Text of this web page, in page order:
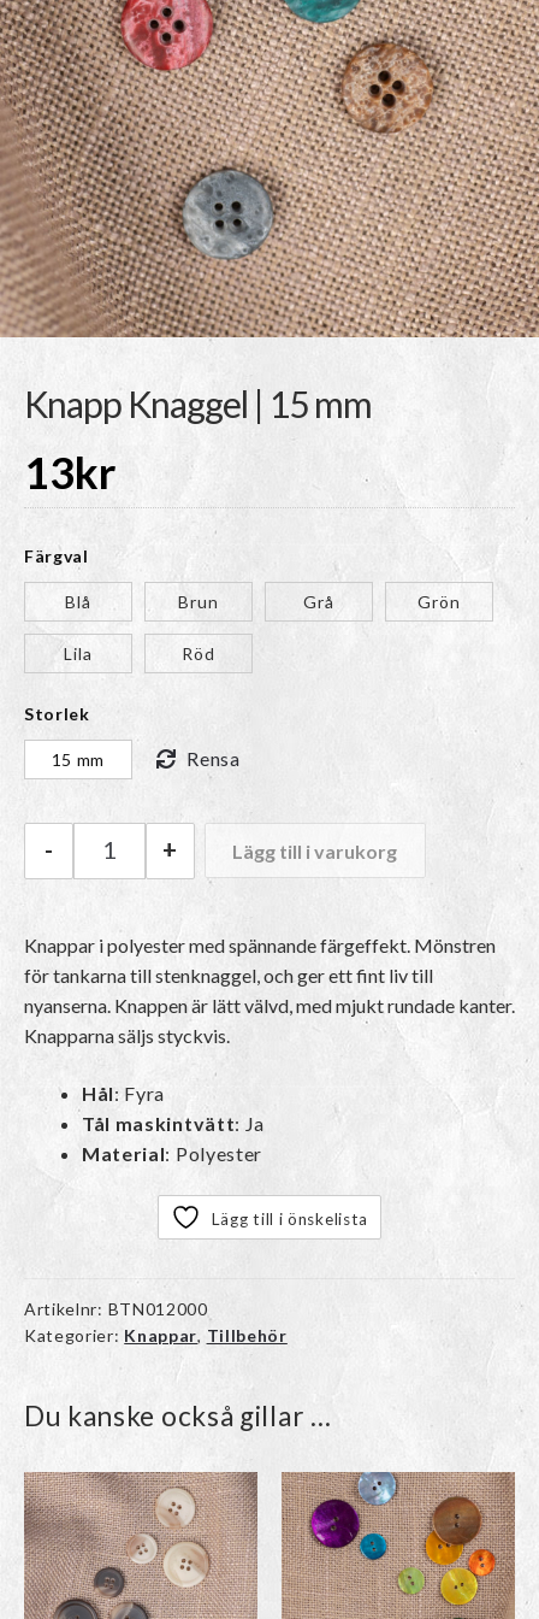
Knapp Knaggel | 15 mm
13kr
Färgval
Blå Brun Grå Grön
Lila Röd
Storlek
15 mm Rensa
Knapp Knaggel | 15 mm mängd
- + Lägg till i varukorg
Knappar i polyester med spännande färgeffekt. Mönstren
för tankarna till stenknaggel, och ger ett fint liv till
nyanserna. Knappen är lätt välvd, med mjukt rundade kanter.
Knapparna säljs styckvis.
Hål: Fyra
Tål maskintvätt: Ja
Material: Polyester
Lägg till i önskelista
Artikelnr: BTN012000
Kategorier: Knappar, Tillbehör
Du kanske också gillar …
Den
här
produkten
har
flera
varianter.
Den
här
produkten
har
flera
varianter.